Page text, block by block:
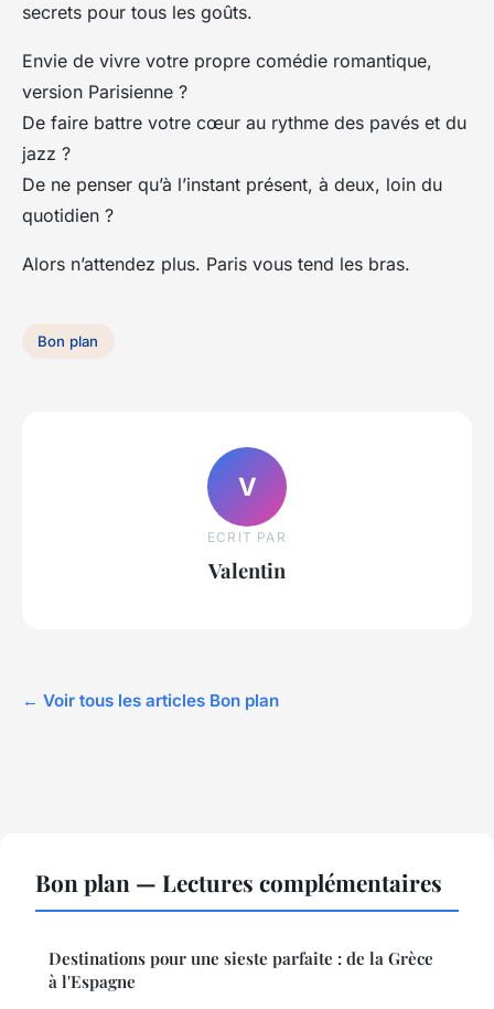
secrets pour tous les goûts.
Envie de vivre votre propre comédie romantique,
version Parisienne ?
De faire battre votre cœur au rythme des pavés et du
jazz ?
De ne penser qu’à l’instant présent, à deux, loin du
quotidien ?
Alors n’attendez plus. Paris vous tend les bras.
Bon plan
V
ECRIT PAR
Valentin
← Voir tous les articles Bon plan
Bon plan — Lectures complémentaires
Destinations pour une sieste parfaite : de la Grèce
à l'Espagne